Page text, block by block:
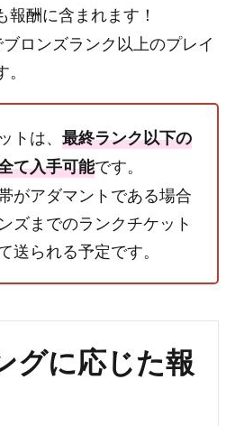
報酬に含まれます！
ロンズランク以上のプレイ
は、 最終ランク以下の
て入手可能です。
がアダマントである場合
ズまでのランクチケット
送られる予定です。
グに応じた報